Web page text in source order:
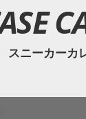
スニーカーカ